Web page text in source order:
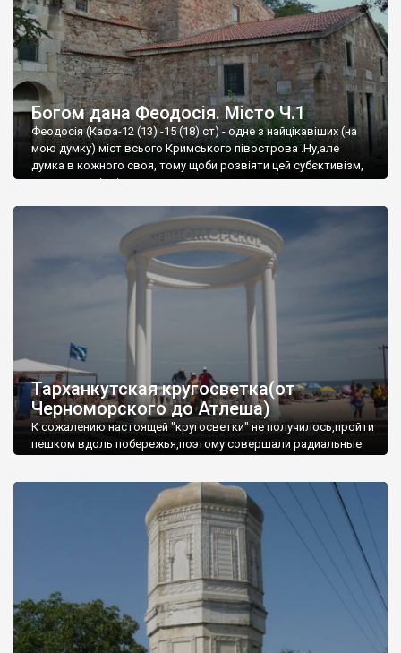
Богом дана Феодосія. Місто Ч.1
Феодосія (Кафа-12 (13) -15 (18) ст) - одне з найцікавіших (на
мою думку) міст всього Кримського півострова .Ну,але
думка в кожного своя, тому щоби розвіяти цей субєктивізм,
запрошую відвідати це
Тарханкутская кругосветка(от
Черноморского до Атлеша)
К сожалению настоящей "кругосветки" не получилось,пройти
пешком вдоль побережья,поэтому совершали радиальные